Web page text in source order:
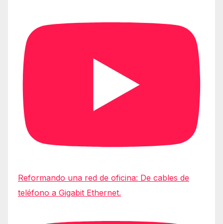
Reformando una red de oficina: De cables de
teléfono a Gigabit Ethernet.